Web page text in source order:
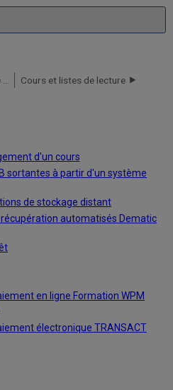
Cours et listes de lecture
d'un cours
sortantes à partir d'un système
de stockage distant
automatisés Dematic
en ligne Formation WPM
électronique TRANSACT